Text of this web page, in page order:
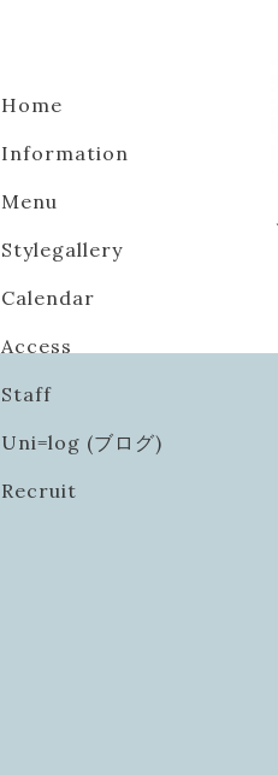
Home
Information
Menu
Stylegallery
Calendar
Access
Staff
Uni=log (ブログ)
Recruit